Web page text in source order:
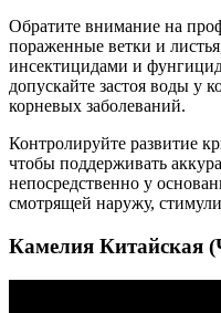
Обратите внимание на
пораженные ветки и
инсектицидами и
допускайте застоя воды у
корневых заболеваний.
Контролируйте развитие
чтобы поддерживать
непосредственно у
смотрящей наружу,
Камелия Китайская